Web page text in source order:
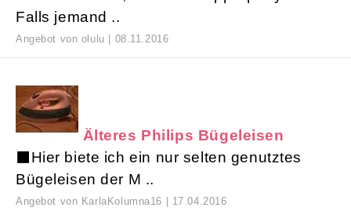
Falls jemand ..
Angebot von olulu | 08.11.2016
Älteres Philips Bügeleisen
⬛Hier biete ich ein nur selten genutztes
Bügeleisen der M ..
Angebot von KarlaKolumna16 | 17.04.2016